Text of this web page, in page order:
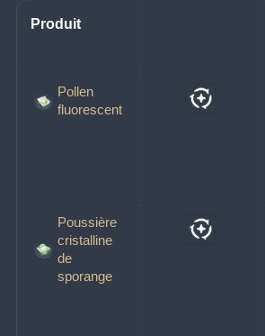
Produit
Pollen
fluorescent
Poussière
cristalline
de
sporange